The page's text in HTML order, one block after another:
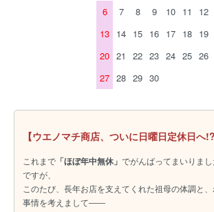
6
7 8 9 10 11
12
13 14 15 16 17 18 19
20 21 22 23 24 25 26
27 28 29 30
【ウエノマチ商店、ついに日曜日定休日へ!?
これまで 「ほぼ年中無休」 でがんばってまいりま
ですが、
このたび、長年お店を支えてくれた祖母の体調と
事情を考えまして――